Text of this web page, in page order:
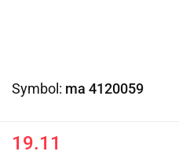
Symbol: ma 4120059
19.11